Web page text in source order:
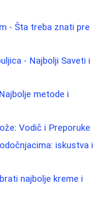
- Šta treba znati pre
- Najbolji Saveti i
metode i
Vodič i Preporuke
iskustva i
najbolje kreme i